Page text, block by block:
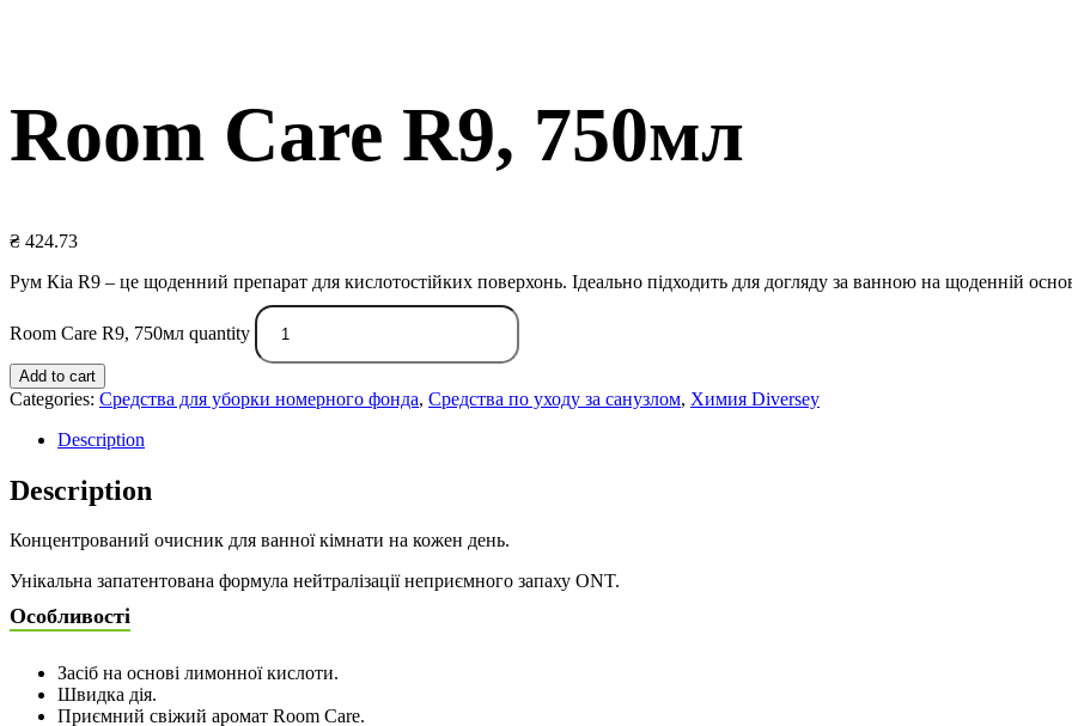
Room Care R9, 750мл
₴ 424.73
Рум Кіа R9 – це щоденний препарат для кислотостійких поверхонь. Ідеально підходить для догляду за ванною на щоденній
Room Care R9, 750мл quantity
Add to cart
Categories: Средства для уборки номерного фонда, Средства по уходу за санузлом, Химия Diversey
Description
Description
Концентрований очисник для ванної кімнати на кожен день.
Унікальна запатентована формула нейтралізації неприємного запаху ONT.
Особливості
Засіб на основі лимонної кислоти.
Швидка дія.
Приємний свіжий аромат Room Care.